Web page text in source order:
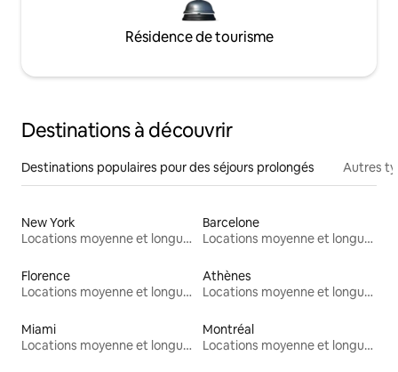
Résidence de tourisme
Destinations à découvrir
Destinations populaires pour des séjours prolongés Autres
New York
Locations moyenne et longue durée
Barcelone
Locations moyenne et longue durée
Florence
Locations moyenne et longue durée
Athènes
Locations moyenne et longue durée
Miami
Locations moyenne et longue durée
Montréal
Locations moyenne et longue durée